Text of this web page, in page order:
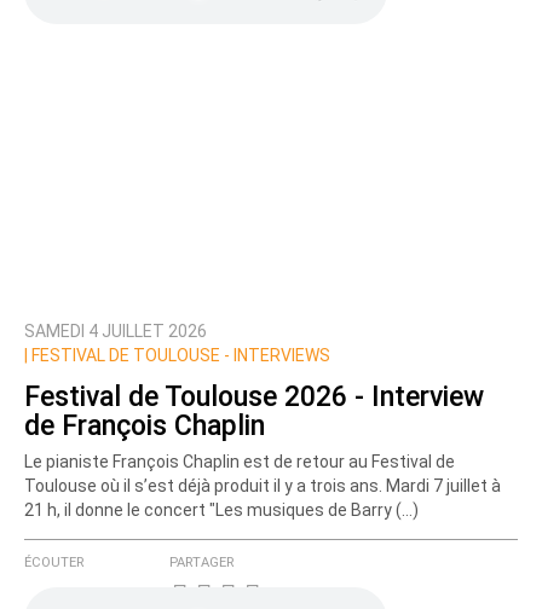
SAMEDI 4 JUILLET 2026
FESTIVAL DE TOULOUSE - INTERVIEWS
Festival de Toulouse 2026 - Interview
de François Chaplin
Le pianiste François Chaplin est de retour au Festival de
Toulouse où il s’est déjà produit il y a trois ans. Mardi 7 juillet à
21 h, il donne le concert "Les musiques de Barry (…)
ÉCOUTER PARTAGER